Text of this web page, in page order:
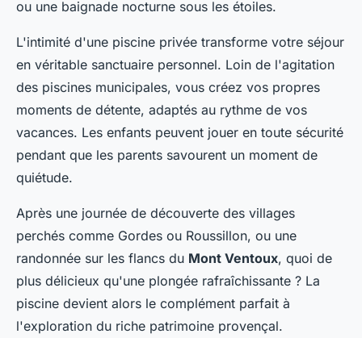
ou une baignade nocturne sous les étoiles.
L'intimité d'une piscine privée transforme votre séjour
en véritable sanctuaire personnel. Loin de l'agitation
des piscines municipales, vous créez vos propres
moments de détente, adaptés au rythme de vos
vacances. Les enfants peuvent jouer en toute sécurité
pendant que les parents savourent un moment de
quiétude.
Après une journée de découverte des villages
perchés comme Gordes ou Roussillon, ou une
randonnée sur les flancs du Mont Ventoux, quoi de
plus délicieux qu'une plongée rafraîchissante ? La
piscine devient alors le complément parfait à
l'exploration du riche patrimoine provençal.